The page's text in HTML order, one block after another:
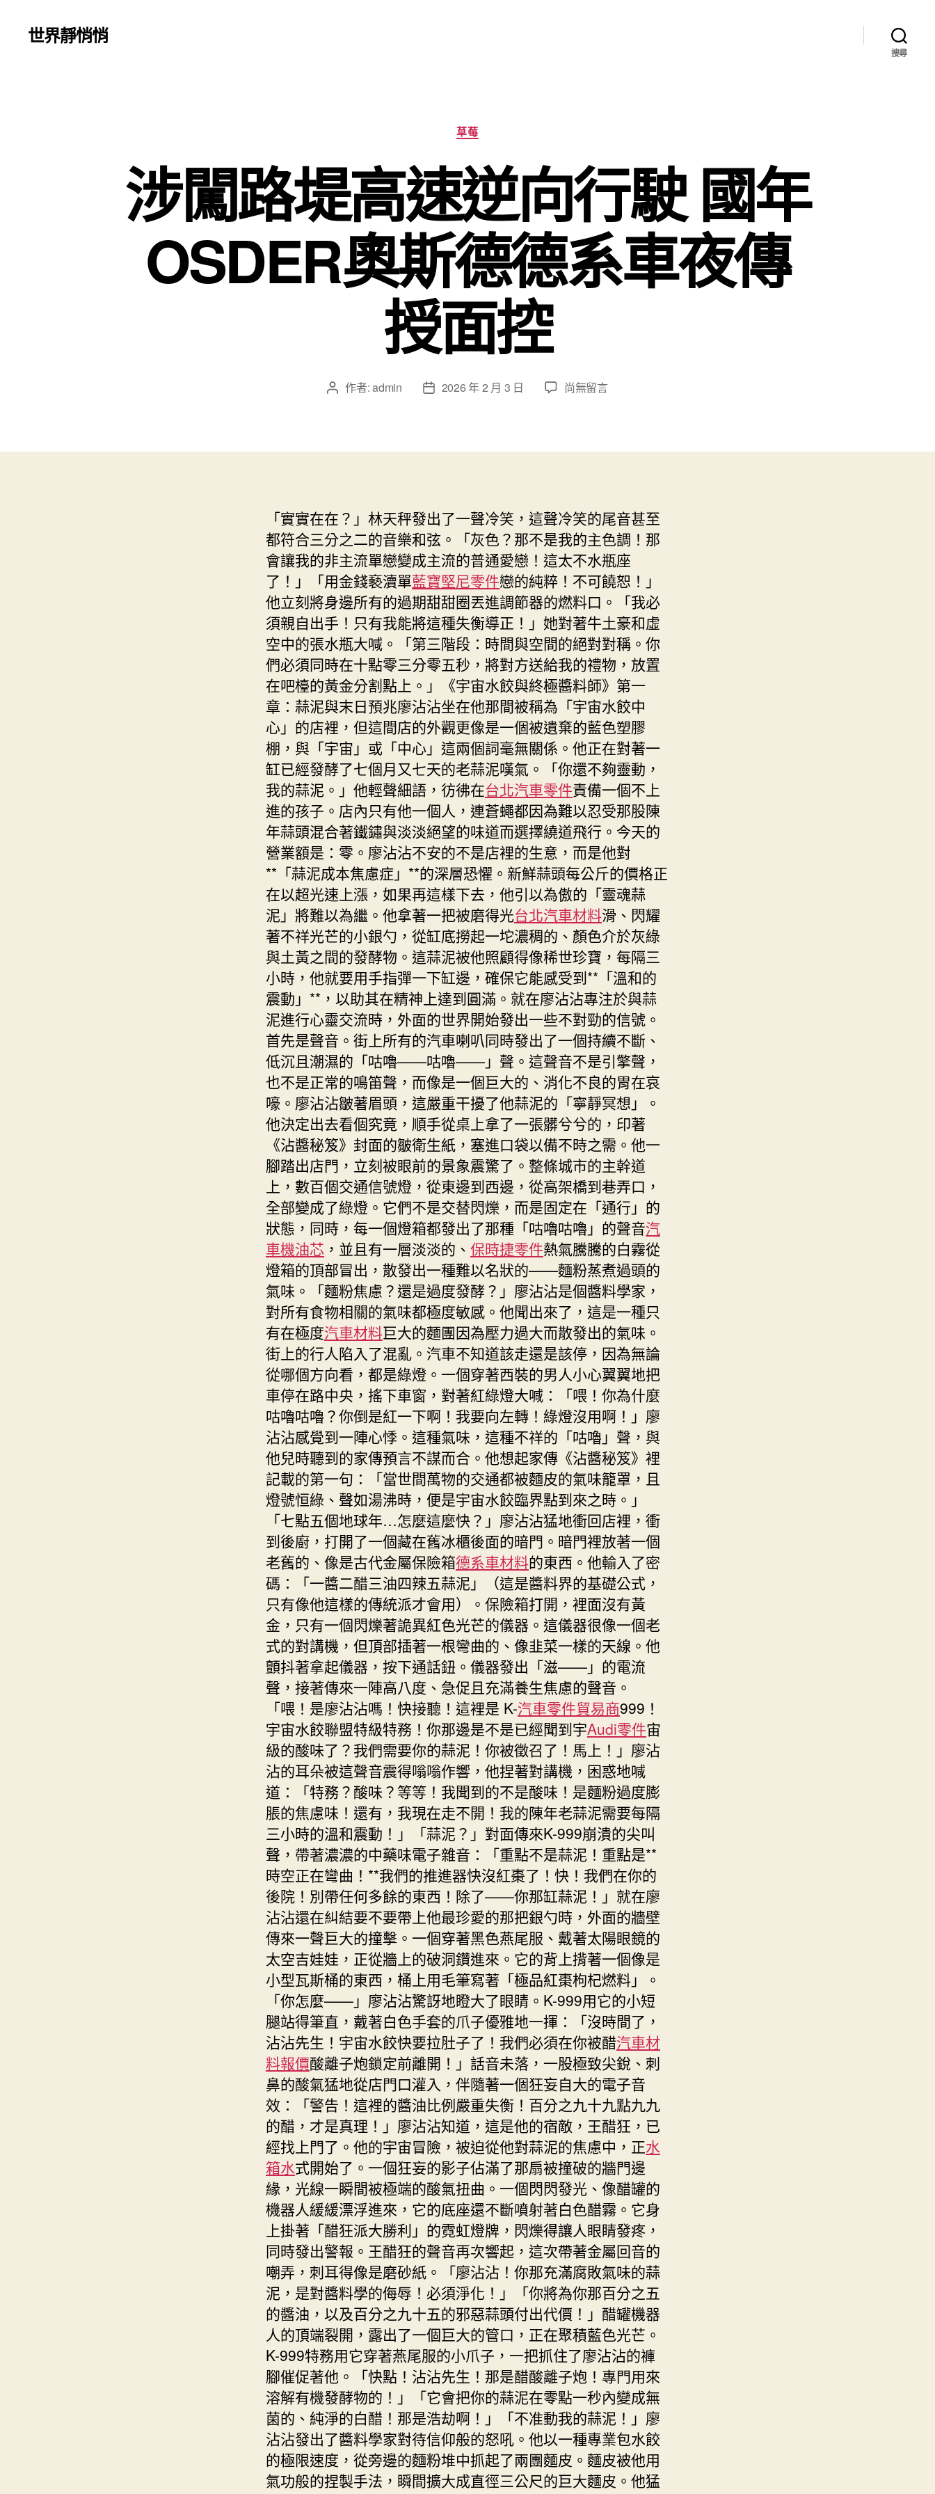
世界靜悄悄
搜尋
分
類
草莓
涉闖路堤高速逆向行駛 國年
OSDER奧斯德德系車夜傳
授面控
文 作者:admin
文
日
2026 年 2 月 3 日
在
堤
向
行
駛
國
年
OSDER
奧
斯
德
德
系
車
夜
傳
授
面
控〉
中
尚無留言
「實實在在？」林天秤發出了一聲冷笑，這聲冷笑的尾音甚至
都符合三分之二的音樂和弦。「灰色？那不是我的主色調！那
會讓我的非主流單戀變成主流的普通愛戀！這太不水瓶座
了！」「用金錢褻瀆單藍寶堅尼零件戀的純粹！不可饒恕！」
他立刻將身邊所有的過期甜甜圈丟進調節器的燃料口。「我必
須親自出手！只有我能將這種失衡導正！」她對著牛土豪和虛
空中的張水瓶大喊。「第三階段：時間與空間的絕對對稱。你
們必須同時在十點零三分零五秒，將對方送給我的禮物，放置
在吧檯的黃金分割點上。」《宇宙水餃與終極醬料師》第一
章：蒜泥與末日預兆廖沾沾坐在他那間被稱為「宇宙水餃中
心」的店裡，但這間店的外觀更像是一個被遺棄的藍色塑膠
棚，與「宇宙」或「中心」這兩個詞毫無關係。他正在對著一
缸已經發酵了七個月又七天的老蒜泥嘆氣。「你還不夠靈動，
我的蒜泥。」他輕聲細語，彷彿在台北汽車零件責備一個不上
進的孩子。店內只有他一個人，連蒼蠅都因為難以忍受那股陳
年蒜頭混合著鐵鏽與淡淡絕望的味道而選擇繞道飛行。今天的
營業額是：零。廖沾沾不安的不是店裡的生意，而是他對
**「蒜泥成本焦慮症」**的深層恐懼。新鮮蒜頭每公斤的價格正
在以超光速上漲，如果再這樣下去，他引以為傲的「靈魂蒜
泥」將難以為繼。他拿著一把被磨得光台北汽車材料滑、閃耀
著不祥光芒的小銀勺，從缸底撈起一坨濃稠的、顏色介於灰綠
與土黃之間的發酵物。這蒜泥被他照顧得像稀世珍寶，每隔三
小時，他就要用手指彈一下缸邊，確保它能感受到**「溫和的
震動」**，以助其在精神上達到圓滿。就在廖沾沾專注於與蒜
泥進行心靈交流時，外面的世界開始發出一些不對勁的信號。
首先是聲音。街上所有的汽車喇叭同時發出了一個持續不斷、
低沉且潮濕的「咕嚕——咕嚕——」聲。這聲音不是引擎聲，
也不是正常的鳴笛聲，而像是一個巨大的、消化不良的胃在哀
嚎。廖沾沾皺著眉頭，這嚴重干擾了他蒜泥的「寧靜冥想」。
他決定出去看個究竟，順手從桌上拿了一張髒兮兮的，印著
《沾醬秘笈》封面的皺衛生紙，塞進口袋以備不時之需。他一
腳踏出店門，立刻被眼前的景象震驚了。整條城市的主幹道
上，數百個交通信號燈，從東邊到西邊，從高架橋到巷弄口，
全部變成了綠燈。它們不是交替閃爍，而是固定在「通行」的
狀態，同時，每一個燈箱都發出了那種「咕嚕咕嚕」的聲音汽
車機油芯 ，並且有一層淡淡的、 保時捷零件熱氣騰騰的白霧從
燈箱的頂部冒出，散發出一種難以名狀的——麵粉蒸煮過頭的
氣味。「麵粉焦慮？還是過度發酵？」廖沾沾是個醬料學家，
對所有食物相關的氣味都極度敏感。他聞出來了，這是一種只
有在極度汽車材料巨大的麵團因為壓力過大而散發出的氣味。
街上的行人陷入了混亂。汽車不知道該走還是該停，因為無論
從哪個方向看，都是綠燈。一個穿著西裝的男人小心翼翼地把
車停在路中央，搖下車窗，對著紅綠燈大喊：「喂！你為什麼
咕嚕咕嚕？你倒是紅一下啊！我要向左轉！綠燈沒用啊！」廖
沾沾感覺到一陣心悸。這種氣味，這種不祥的「咕嚕」聲，與
他兒時聽到的家傳預言不謀而合。他想起家傳《沾醬秘笈》裡
記載的第一句：「當世間萬物的交通都被麵皮的氣味籠罩，且
燈號恒綠、聲如湯沸時，便是宇宙水餃臨界點到來之時。」
「七點五個地球年…怎麼這麼快？」廖沾沾猛地衝回店裡，衝
到後廚，打開了一個藏在舊冰櫃後面的暗門。暗門裡放著一個
老舊的、像是古代金屬保險箱德系車材料的東西。他輸入了密
碼：「一醬二醋三油四辣五蒜泥」（這是醬料界的基礎公式，
只有像他這樣的傳統派才會用）。保險箱打開，裡面沒有黃
金，只有一個閃爍著詭異紅色光芒的儀器。這儀器很像一個老
式的對講機，但頂部插著一根彎曲的、像韭菜一樣的天線。他
顫抖著拿起儀器，按下通話鈕。儀器發出「滋——」的電流
聲，接著傳來一陣高八度、急促且充滿養生焦慮的聲音。
「喂！是廖沾沾嗎！快接聽！這裡是 K-汽車零件貿易商999！
宇宙水餃聯盟特級特務！你那邊是不是已經聞到宇Audi零件宙
級的酸味了？我們需要你的蒜泥！你被徵召了！馬上！」廖沾
沾的耳朵被這聲音震得嗡嗡作響，他捏著對講機，困惑地喊
道：「特務？酸味？等等！我聞到的不是酸味！是麵粉過度膨
脹的焦慮味！還有，我現在走不開！我的陳年老蒜泥需要每隔
三小時的溫和震動！」「蒜泥？」對面傳來K-999崩潰的尖叫
聲，帶著濃濃的中藥味電子雜音：「重點不是蒜泥！重點是**
時空正在彎曲！**我們的推進器快沒紅棗了！快！我們在你的
後院！別帶任何多餘的東西！除了——你那缸蒜泥！」就在廖
沾沾還在糾結要不要帶上他最珍愛的那把銀勺時，外面的牆壁
傳來一聲巨大的撞擊。一個穿著黑色燕尾服、戴著太陽眼鏡的
太空吉娃娃，正從牆上的破洞鑽進來。它的背上揹著一個像是
小型瓦斯桶的東西，桶上用毛筆寫著「極品紅棗枸杞燃料」。
「你怎麼——」廖沾沾驚訝地瞪大了眼睛。K-999用它的小短
腿站得筆直，戴著白色手套的爪子優雅地一揮：「沒時間了，
沾沾先生！宇宙水餃快要拉肚子了！我們必須在你被醋汽車材
料報價酸離子炮鎖定前離開！」話音未落，一股極致尖銳、刺
鼻的酸氣猛地從店門口灌入，伴隨著一個狂妄自大的電子音
效：「警告！這裡的醬油比例嚴重失衡！百分之九十九點九九
的醋，才是真理！」廖沾沾知道，這是他的宿敵，王醋狂，已
經找上門了。他的宇宙冒險，被迫從他對蒜泥的焦慮中，正水
箱水式開始了。一個狂妄的影子佔滿了那扇被撞破的牆門邊
緣，光線一瞬間被極端的酸氣扭曲。一個閃閃發光、像醋罐的
機器人緩緩漂浮進來，它的底座還不斷噴射著白色醋霧。它身
上掛著「醋狂派大勝利」的霓虹燈牌，閃爍得讓人眼睛發疼，
同時發出警報。王醋狂的聲音再次響起，這次帶著金屬回音的
嘲弄，刺耳得像是磨砂紙。「廖沾沾！你那充滿腐敗氣味的蒜
泥，是對醬料學的侮辱！必須淨化！」「你將為你那百分之五
的醬油，以及百分之九十五的邪惡蒜頭付出代價！」醋罐機器
人的頂端裂開，露出了一個巨大的管口，正在聚積藍色光芒。
K-999特務用它穿著燕尾服的小爪子，一把抓住了廖沾沾的褲
腳催促著他。「快點！沾沾先生！那是醋酸離子炮！專門用來
溶解有機發酵物的！」「它會把你的蒜泥在零點一秒內變成無
菌的、純淨的白醋！那是浩劫啊！」「不准動我的蒜泥！」廖
沾沾發出了醬料學家對待信仰般的怒吼。他以一種專業包水餃
的極限速度，從旁邊的麵粉堆中抓起了兩團麵皮。麵皮被他用
氣功般的捏製手法，瞬間擴大成直徑三公尺的巨大麵皮。他猛